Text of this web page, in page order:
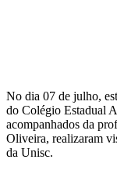
No dia 07 de julho,
do Colégio Estadual
acompanhados da
Oliveira, realizaram
da Unisc.